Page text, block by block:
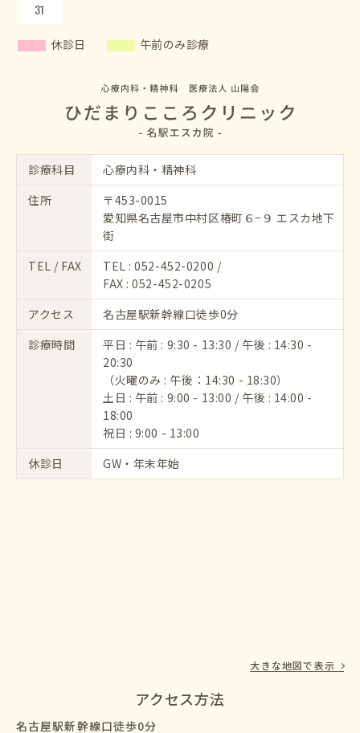
31
休診日 午前のみ診療
診療科目
心療内科・精神科
住所
〒453-0015
愛知県名古屋市中村区椿町６−９ エスカ地下
街
TEL / FAX
TEL :052-452-0200 /
FAX : 052-452-0205
アクセス
名古屋駅新幹線口徒歩0分
診療時間
平日 : 午前 : 9:30 - 13:30 / 午後 : 14:30 -
20:30
（火曜のみ : 午後：14:30 - 18:30）
土日 : 午前 : 9:00 - 13:00 / 午後 : 14:00 -
18:00
祝日 : 9:00 - 13:00
休診日
GW・年末年始
大きな地図で表示
アクセス方法
名古屋駅新幹線口徒歩0分